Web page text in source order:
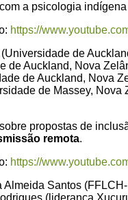
a psicologia
https://
de
de Auckland, Nova
de Auckland, Nova
de Massey, Nova
propostas de
remota.
https://
Almeida Santos